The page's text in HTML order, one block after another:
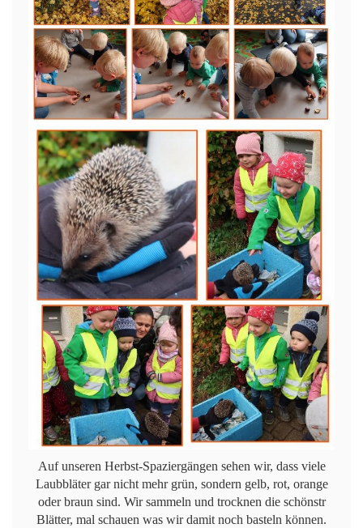
Auf unseren Herbst-Spaziergängen sehen wir, dass viele
Laubbläter gar nicht mehr grün, sondern gelb, rot, orange
oder braun sind. Wir sammeln und trocknen die schönstr
Blätter, mal schauen was wir damit noch basteln können.